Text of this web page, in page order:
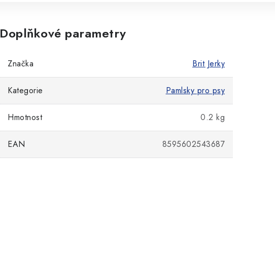
Doplňkové parametry
Značka Brit Jerky
Kategorie Pamlsky pro psy
Hmotnost 0.2 kg
EAN 8595602543687